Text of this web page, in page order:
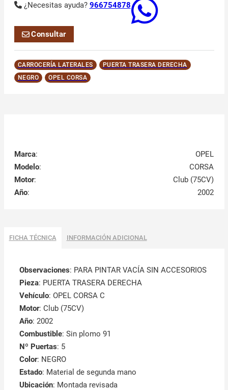
¿Necesitas ayuda? 966754878
Consultar
CARROCERÍA LATERALES
PUERTA TRASERA DERECHA
NEGRO
OPEL CORSA
Marca:
OPEL
Modelo:
CORSA
Motor:
Club (75CV)
Año: 2002
FICHA TÉCNICA INFORMACIÓN ADICIONAL
Observaciones: PARA PINTAR VACÍA SIN ACCESORIOS
Pieza: PUERTA TRASERA DERECHA
Vehículo: OPEL CORSA C
Motor: Club (75CV)
Año: 2002
Combustible: Sin plomo 91
Nº Puertas: 5
Color: NEGRO
Estado: Material de segunda mano
Ubicación: Montada revisada